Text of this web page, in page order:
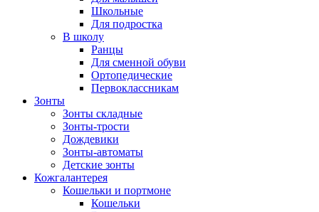
Школьные
Для подростка
В школу
Ранцы
Для сменной обуви
Ортопедические
Первоклассникам
Зонты
Зонты складные
Зонты-трости
Дождевики
Зонты-автоматы
Детские зонты
Кожгалантерея
Кошельки и портмоне
Кошельки